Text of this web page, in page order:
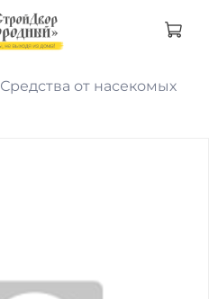
Средства от насекомых